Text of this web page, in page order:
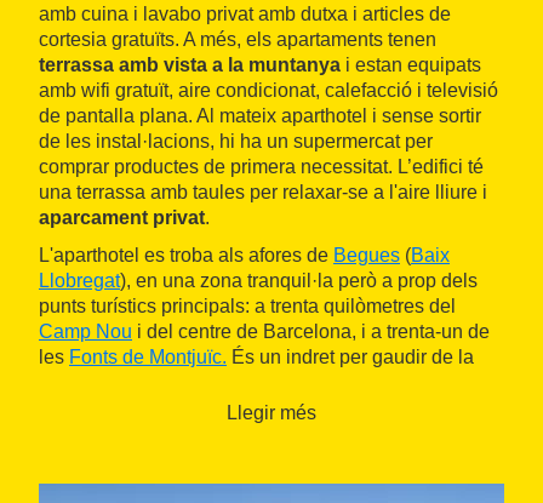
amb cuina i lavabo privat amb dutxa i articles de
cortesia gratuïts. A més, els apartaments tenen
terrassa amb vista a la muntanya i estan equipats
amb wifi gratuït, aire condicionat, calefacció i televisió
de pantalla plana. Al mateix aparthotel i sense sortir
de les instal·lacions, hi ha un supermercat per
comprar productes de primera necessitat. L’edifici té
una terrassa amb taules per relaxar-se a l'aire lliure i
aparcament privat.
L'aparthotel es troba als afores de Begues (Baix
Llobregat), en una zona tranquil·la però a prop dels
punts turístics principals: a trenta quilòmetres del
Camp Nou i del centre de Barcelona, i a trenta-un de
les Fonts de Montjuïc. És un indret per gaudir de la
platja de Castelldefels és a només nou quilòmetres.
Llegir més